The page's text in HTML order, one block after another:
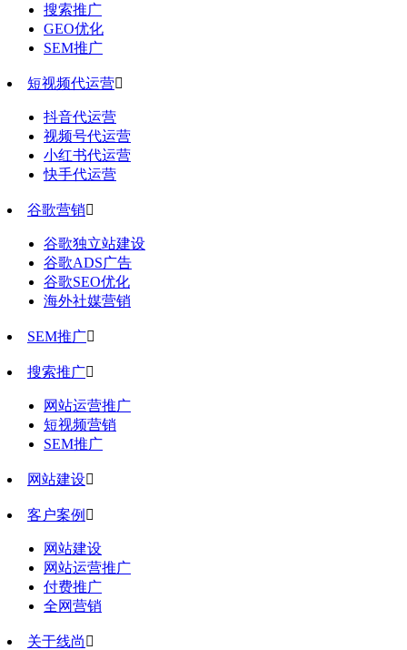
搜索推广
GEO优化
SEM推广
短视频代运营
抖音代运营
视频号代运营
小红书代运营
快手代运营
谷歌营销
谷歌独立站建设
谷歌ADS广告
谷歌SEO优化
海外社媒营销
SEM推广
搜索推广
网站运营推广
短视频营销
SEM推广
网站建设
客户案例 
网站建设
网站运营推广
付费推广
全网营销
关于线尚 